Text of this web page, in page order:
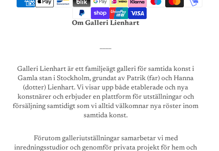
Om Galleri Lienhart
Galleri Lienhart är ett familjeägt galleri för samtida konst i
Gamla stan i Stockholm, grundat av Patrik (far) och Hanna
(dotter) Lienhart. Vi visar upp både etablerade och nya
konstnärer och erbjuder en plattform för utställningar och
försäljning samtidigt som vi alltid välkomnar nya röster inom
samtida konst.
Förutom galleriutställningar samarbetar vi med
inredningsstudior och genomför privata projekt för hem och